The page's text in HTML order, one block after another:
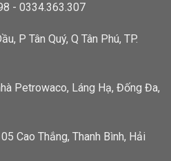
- 0334.363.307
P Tân Quý, Q Tân Phú, TP.
Petrowaco, Láng Hạ, Đống Đa,
Cao Thắng, Thanh Bình, Hải